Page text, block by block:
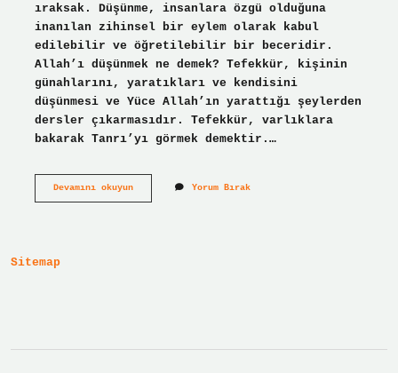
ıraksak. Düşünme, insanlara özgü olduğuna
inanılan zihinsel bir eylem olarak kabul
edilebilir ve öğretilebilir bir beceridir.
Allah’ı düşünmek ne demek? Tefekkür, kişinin
günahlarını, yaratıkları ve kendisini
düşünmesi ve Yüce Allah’ın yarattığı şeylerden
dersler çıkarmasıdır. Tefekkür, varlıklara
bakarak Tanrı’yı ​​görmek demektir.…
Devamını okuyunDinde
Yorum Bırak
Sitemap